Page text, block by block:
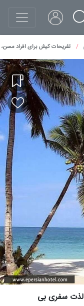
تفریحات کیش برای افراد
لذت سفری بی